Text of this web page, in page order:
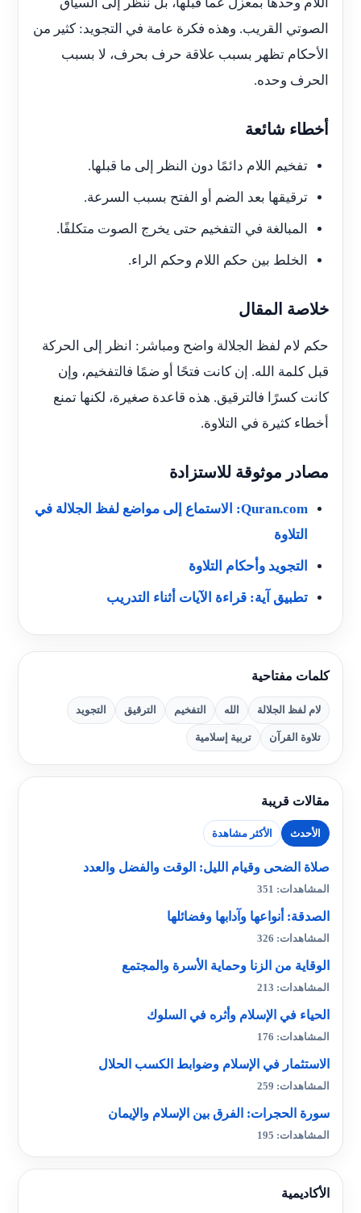
الصوتي القريب. وهذه فكرة عامة في التجويد: كثير من
الأحكام تظهر بسبب علاقة حرف بحرف، لا بسبب
الحرف وحده.
أخطاء شائعة
تفخيم اللام دائمًا دون النظر إلى ما قبلها.
ترقيقها بعد الضم أو الفتح بسبب السرعة.
المبالغة في التفخيم حتى يخرج الصوت متكلفًا.
الخلط بين حكم اللام وحكم الراء.
خلاصة المقال
حكم لام لفظ الجلالة واضح ومباشر: انظر إلى الحركة
قبل كلمة الله. إن كانت فتحًا أو ضمًا فالتفخيم، وإن
كانت كسرًا فالترقيق. هذه قاعدة صغيرة، لكنها تمنع
أخطاء كثيرة في التلاوة.
مصادر موثوقة للاستزادة
Quran.com: الاستماع إلى مواضع لفظ الجلالة في
التلاوة
التجويد وأحكام التلاوة
تطبيق آية: قراءة الآيات أثناء التدريب
كلمات مفتاحية
لام لفظ الجلالة الله التفخيم الترقيق التجويد
تلاوة القرآن تربية إسلامية
مقالات قريبة
الأحدث الأكثر مشاهدة
صلاة الضحى وقيام الليل: الوقت والفضل والعدد
المشاهدات: 351
الصدقة: أنواعها وآدابها وفضائلها
المشاهدات: 326
الوقاية من الزنا وحماية الأسرة والمجتمع
المشاهدات: 213
الحياء في الإسلام وأثره في السلوك
المشاهدات: 176
الاستثمار في الإسلام وضوابط الكسب الحلال
المشاهدات: 259
سورة الحجرات: الفرق بين الإسلام والإيمان
المشاهدات: 195
الأكاديمية